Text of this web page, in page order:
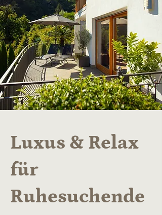
Luxus & Relax
für
Ruhesuchende